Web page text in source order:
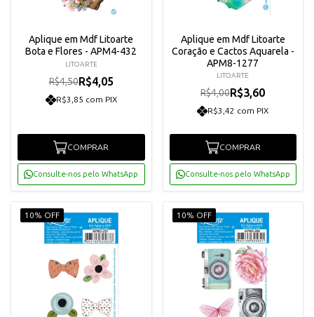
Aplique em Mdf Litoarte
Bota e Flores - APM4-432
LITOARTE
R$4,50R$4,05
R$3,85 com PIX
COMPRAR
Consulte-nos pelo WhatsApp
Aplique em Mdf Litoarte
Coração e Cactos Aquarela -
APM8-1277
LITOARTE
R$4,00R$3,60
R$3,42 com PIX
COMPRAR
Consulte-nos pelo WhatsApp
10% OFF 10% OFF